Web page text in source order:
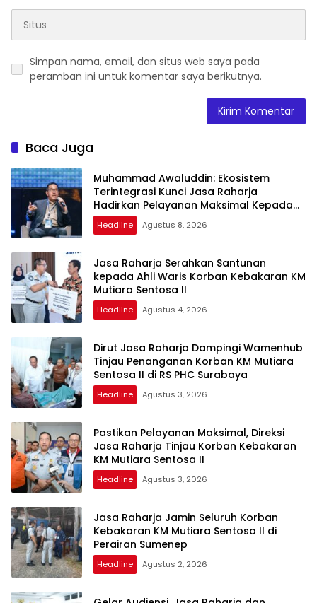
Simpan nama, email, dan situs web saya pada
peramban ini untuk komentar saya berikutnya.
Baca Juga
Muhammad Awaluddin: Ekosistem
Terintegrasi Kunci Jasa Raharja
Hadirkan Pelayanan Maksimal Kepada
Masyarakat
Headline Agustus 8, 2026
Jasa Raharja Serahkan Santunan
kepada Ahli Waris Korban Kebakaran KM
Mutiara Sentosa II
Headline Agustus 4, 2026
Dirut Jasa Raharja Dampingi Wamenhub
Tinjau Penanganan Korban KM Mutiara
Sentosa II di RS PHC Surabaya
Headline Agustus 3, 2026
Pastikan Pelayanan Maksimal, Direksi
Jasa Raharja Tinjau Korban Kebakaran
KM Mutiara Sentosa II
Headline Agustus 3, 2026
Jasa Raharja Jamin Seluruh Korban
Kebakaran KM Mutiara Sentosa II di
Perairan Sumenep
Headline Agustus 2, 2026